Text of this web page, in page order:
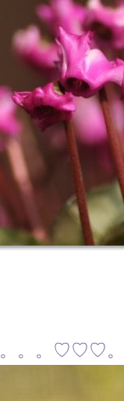
。。。♡♡♡。